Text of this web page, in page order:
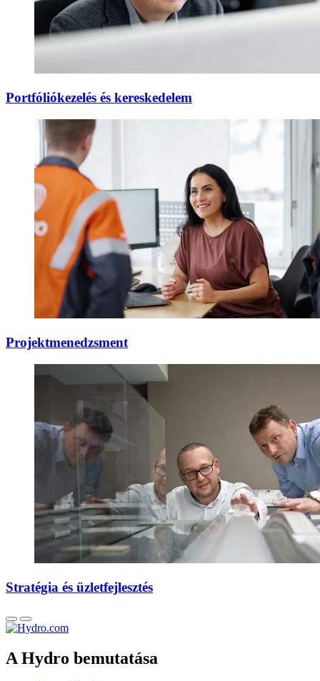
Portfóliókezelés és kereskedelem
Projektmenedzsment
Stratégia és üzletfejlesztés
A Hydro bemutatása